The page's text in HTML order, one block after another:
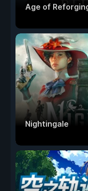
Age of
Nightingale